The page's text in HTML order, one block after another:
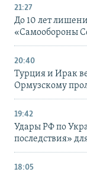
21:27
До 10 лет
«Самообороны
20:40
Турция и Ирак
Ормузскому
19:42
Удары РФ по
последствия»
18:05